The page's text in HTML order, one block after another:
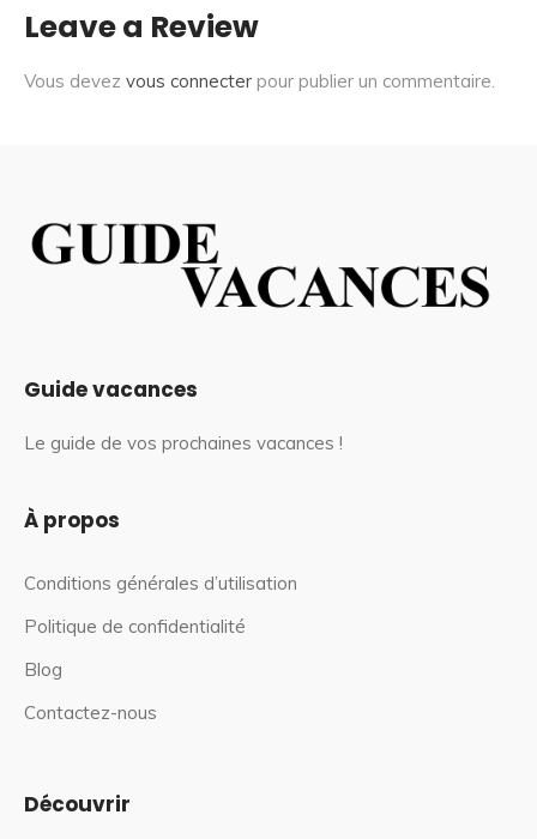
Leave a Review
Vous devez vous connecter pour publier un commentaire.
Guide vacances
Le guide de vos prochaines vacances !
À propos
Conditions générales d’utilisation
Politique de confidentialité
Blog
Contactez-nous
Découvrir